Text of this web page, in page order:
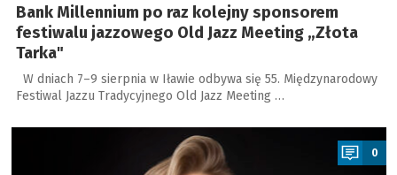
Bank Millennium po raz kolejny sponsorem
festiwalu jazzowego Old Jazz Meeting „Złota
Tarka"
W dniach 7–9 sierpnia w Iławie odbywa się 55. Międzynarodowy
Festiwal Jazzu Tradycyjnego Old Jazz Meeting …
a
0